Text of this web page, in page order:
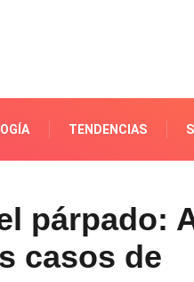
TENDENCIAS
párpado:
casos de